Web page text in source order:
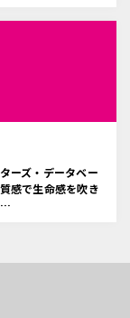
ターズ・データベー
感で生命感を吹き
…